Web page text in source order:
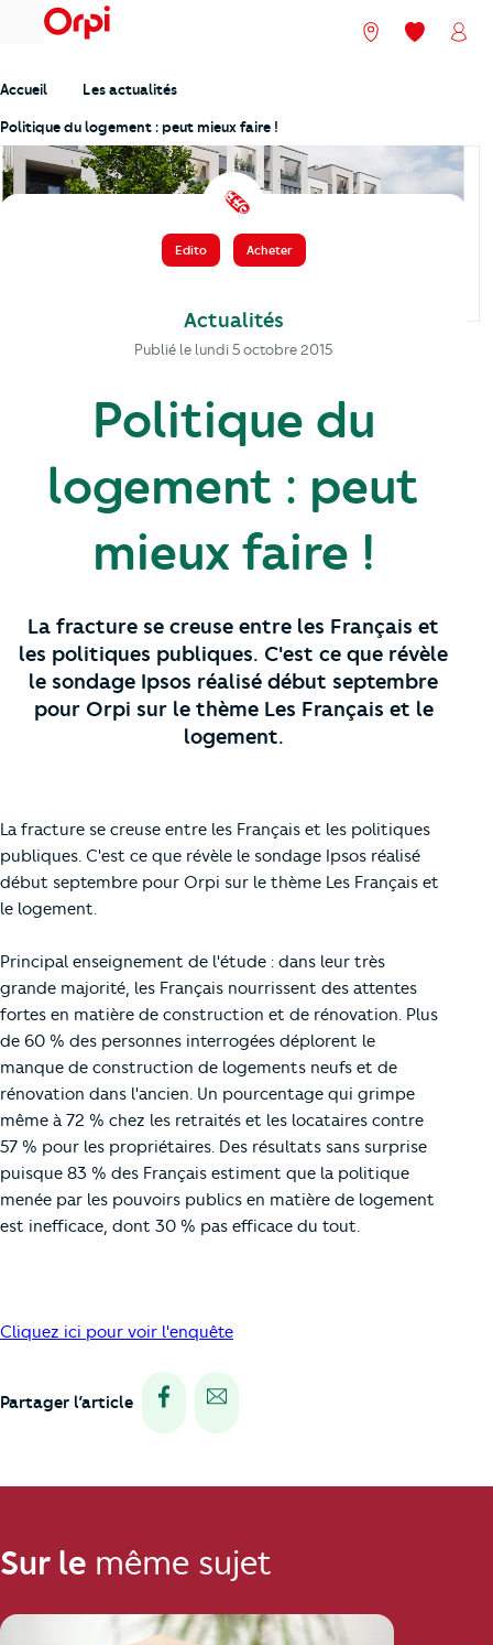
menu Nos agences
Mes
Accueil Les actualités
Politique du logement : peut mieux faire !
️ 🗞️
Edito Acheter
Actualités
Publié le lundi 5 octobre 2015
Politique du
logement : peut
mieux faire !
La fracture se creuse entre les Français et
les politiques publiques. C'est ce que révèle
le sondage Ipsos réalisé début septembre
pour Orpi sur le thème Les Français et le
logement.
La fracture se creuse entre les Français et les politiques
publiques. C'est ce que révèle le sondage Ipsos réalisé
début septembre pour Orpi sur le thème Les Français et
le logement.
Principal enseignement de l'étude : dans leur très
grande majorité, les Français nourrissent des attentes
fortes en matière de construction et de rénovation. Plus
de 60 % des personnes interrogées déplorent le
manque de construction de logements neufs et de
rénovation dans l'ancien. Un pourcentage qui grimpe
même à 72 % chez les retraités et les locataires contre
57 % pour les propriétaires. Des résultats sans surprise
puisque 83 % des Français estiment que la politique
menée par les pouvoirs publics en matière de logement
est inefficace, dont 30 % pas efficace du tout.
Cliquez ici pour voir l'enquête
Partager l’article
Partager via facebook
Partager via e-mail
Sur le même sujet